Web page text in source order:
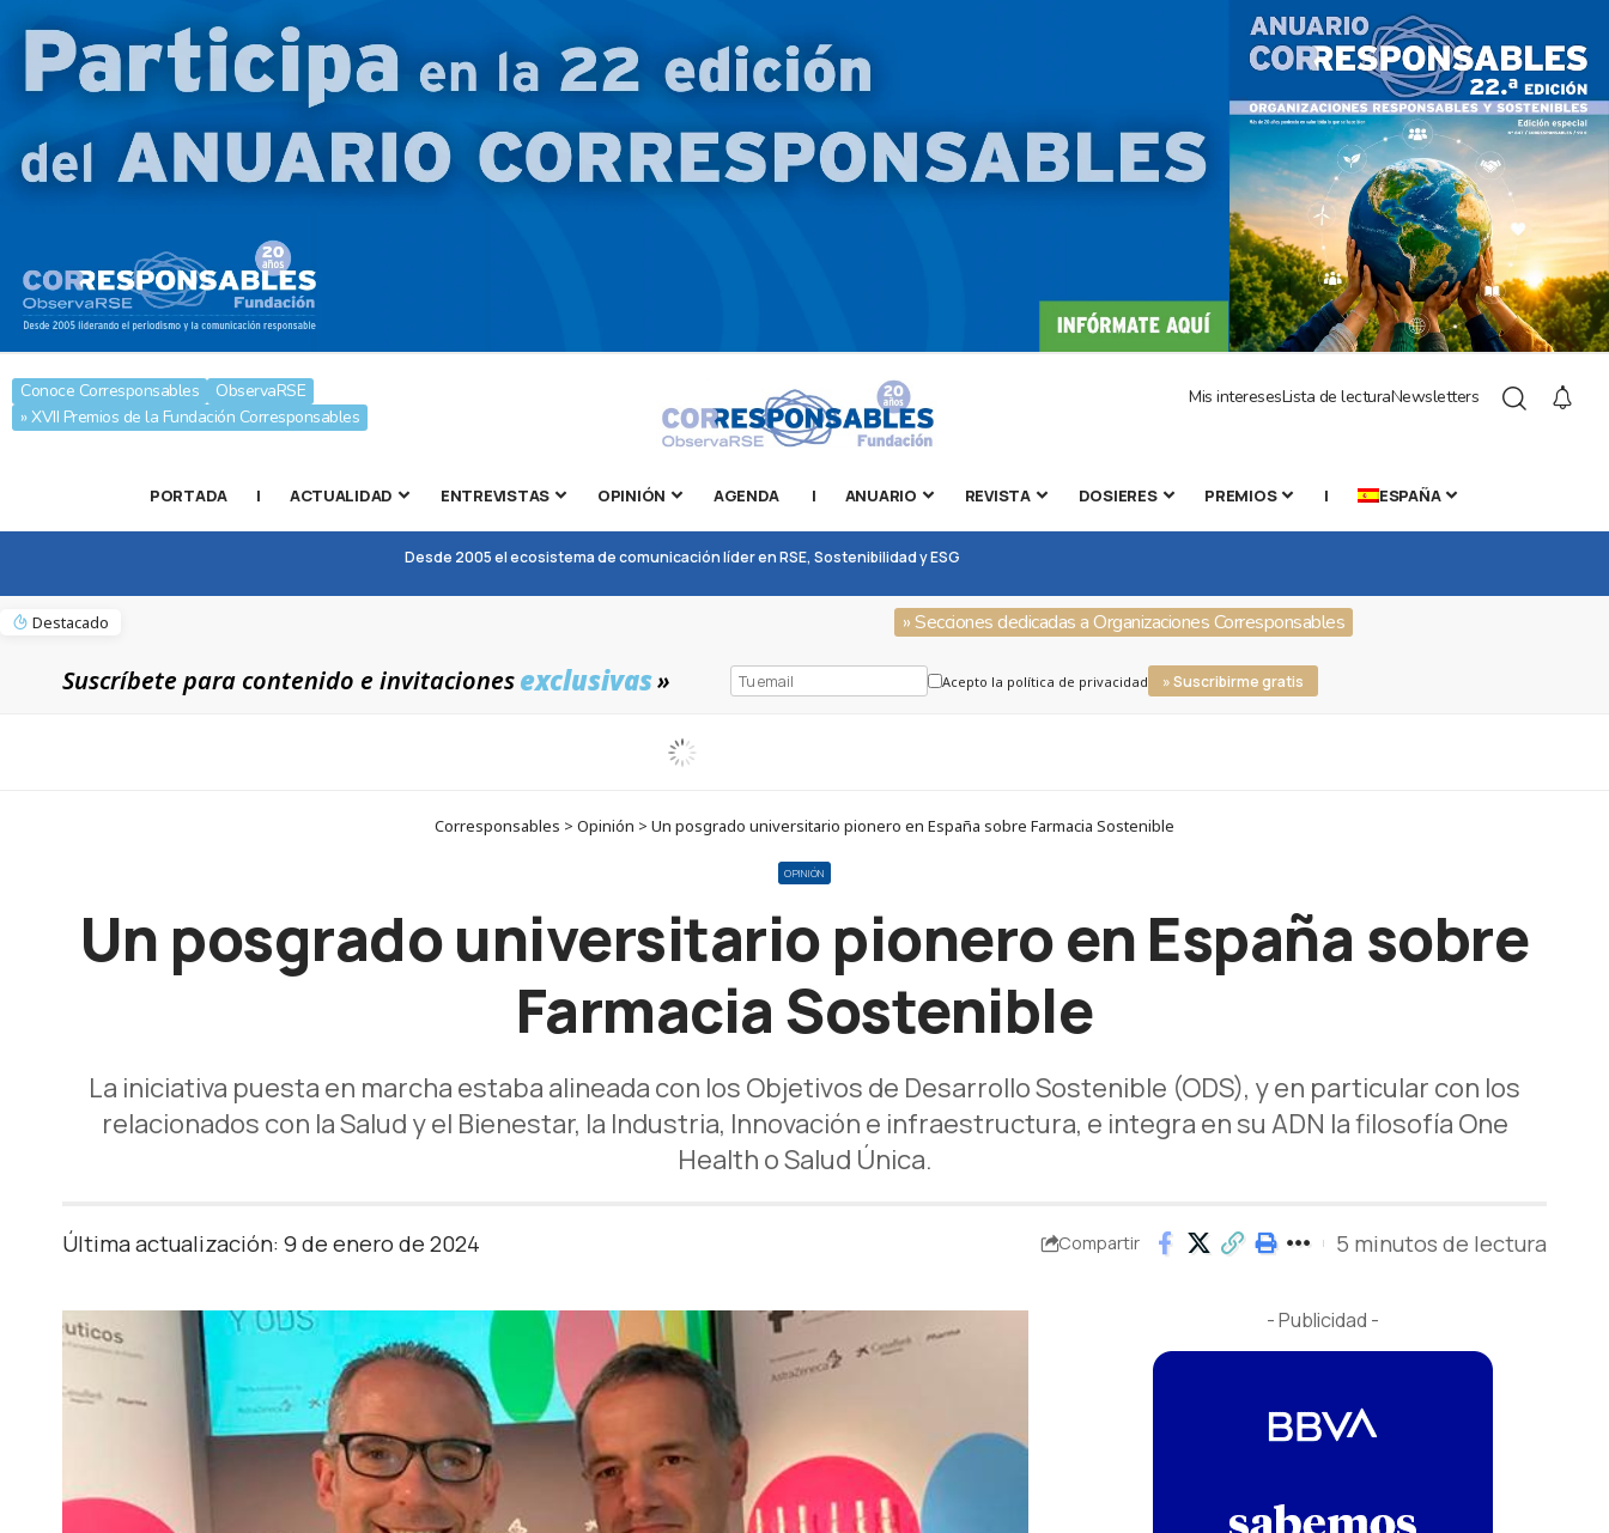
Conoce Corresponsables
ObservaRSE
» XVII Premios de la Fundación Corresponsables
Mis interesesLista de lecturaNewsletters
PORTADA | ACTUALIDAD ENTREVISTAS OPINIÓN AGENDA | ANUARIO REVISTA DOSIERES PREMIOS | ESPAÑA
Desde 2005 el ecosistema de comunicación líder en RSE, Sostenibilidad y ESG
Destacado » Secciones dedicadas a Organizaciones Corresponsables
Suscríbete para contenido e invitacionesexclusivas» Acepto la política de privacidad » Suscribirme gratis
Corresponsables > Opinión > Un posgrado universitario pionero en España sobre Farmacia Sostenible
OPINIÓN
Un posgrado universitario pionero en España sobre
Farmacia Sostenible
La iniciativa puesta en marcha estaba alineada con los Objetivos de Desarrollo Sostenible (ODS), y en particular con los
relacionados con la Salud y el Bienestar, la Industria, Innovación e infraestructura, e integra en su ADN la filosofía One
Health o Salud Única.
Última actualización: 9 de enero de 2024 Compartir 5 minutos de lectura
- Publicidad -